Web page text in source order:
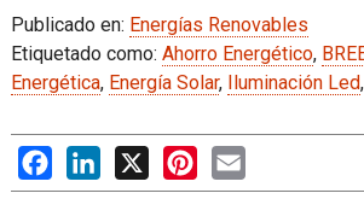
Publicado en: Energías Renovables
Etiquetado como: Ahorro Energético,
Energética, Energía Solar, Iluminación Led,
FacebookLinkedIn Pinterest